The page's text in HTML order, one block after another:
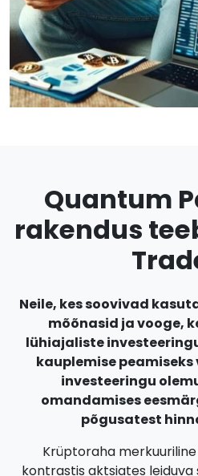
Quantum
rakendus
Neile, kes soovivad
mõõnasid ja vooge,
lühiajaliste
kauplemise
investeeringu
omandamises
põgusatest
Krüptoraha
kontrastis aktsiates leiduva